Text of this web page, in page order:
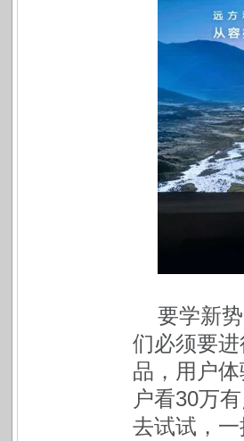
要学新
们必须要
品，用户
户看30万
去试试，